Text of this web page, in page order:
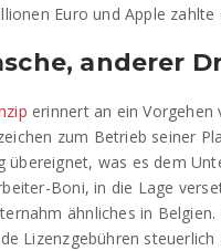
Euro und Apple zahlte
anderer
erinnert an ein
zum Betrieb seiner
übereignet, was es dem
Boni, in die Lage
ähnliches in
Lizenzgebühren